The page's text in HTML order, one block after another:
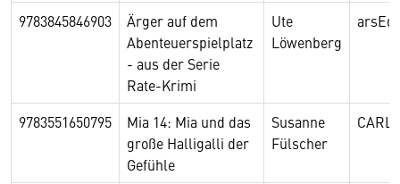
9783845846903
Ärger auf dem
Abenteuerspielplatz
- aus der Serie
Rate-Krimi
Ute
Löwenberg
9783551650795
Mia 14: Mia und das
große Halligalli der
Gefühle
Susanne
Fülscher